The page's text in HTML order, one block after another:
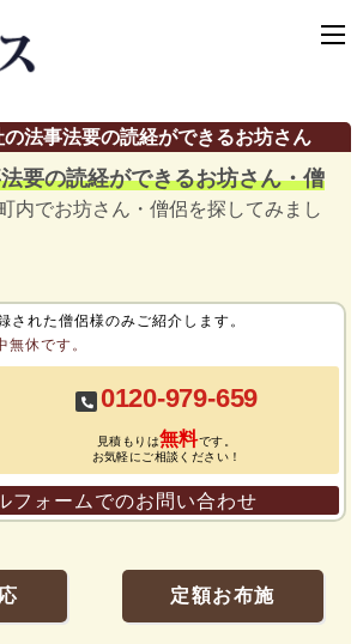
法事法要の読経ができるお坊さん
要の読経ができるお坊さん・僧
内でお坊さん・僧侶を探してみまし
された僧侶様のみご紹介します。
休です。
0120-979-659
見積もりは無料です。
お気軽にご相談ください！
フォームでのお問い合わせ
定額お布施